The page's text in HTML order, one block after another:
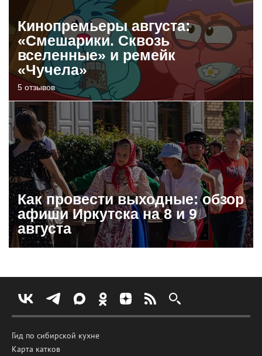
Кинопремьеры августа:
«Смешарики. Сквозь
вселенные» и ремейк
«Чучела»
5 отзывов
Как провести выходные: обзор
афиши Иркутска на 8 и 9
августа
Гид по сибирской кухне
Карта катков